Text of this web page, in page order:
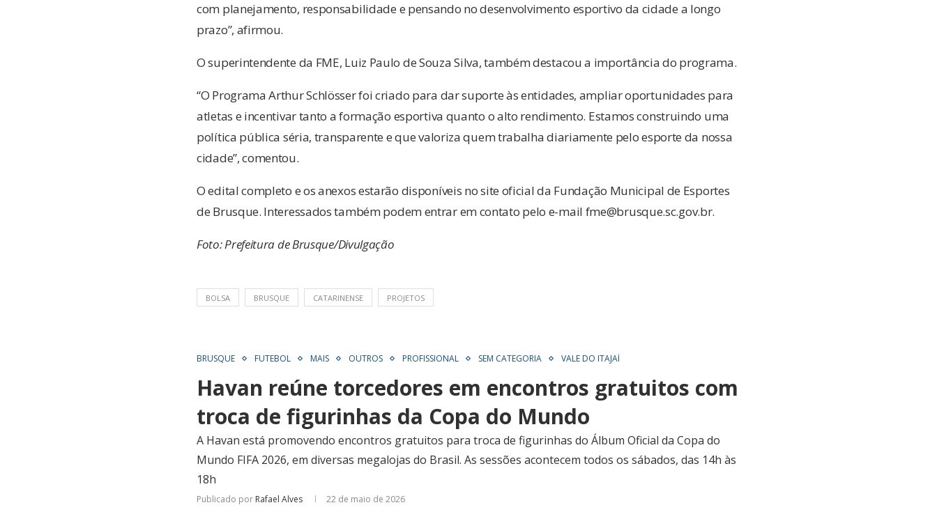
com planejamento, responsabilidade e pensando no desenvolvimento esportivo da cidade a longo
prazo”, afirmou.
O superintendente da FME, Luiz Paulo de Souza Silva, também destacou a importância do programa.
“O Programa Arthur Schlösser foi criado para dar suporte às entidades, ampliar oportunidades para
atletas e incentivar tanto a formação esportiva quanto o alto rendimento. Estamos construindo uma
política pública séria, transparente e que valoriza quem trabalha diariamente pelo esporte da nossa
cidade”, comentou.
O edital completo e os anexos estarão disponíveis no site oficial da Fundação Municipal de Esportes
de Brusque. Interessados também podem entrar em contato pelo e-mail fme@brusque.sc.gov.br.
Foto: Prefeitura de Brusque/Divulgação
BOLSA BRUSQUE CATARINENSE PROJETOS
BRUSQUE FUTEBOL MAIS OUTROS PROFISSIONAL SEM CATEGORIA VALE DO ITAJAÍ
Havan reúne torcedores em encontros gratuitos com
troca de figurinhas da Copa do Mundo
A Havan está promovendo encontros gratuitos para troca de figurinhas do Álbum Oficial da Copa do
Mundo FIFA 2026, em diversas megalojas do Brasil. As sessões acontecem todos os sábados, das 14h às
18h
Publicado por Rafael Alves 22 de maio de 2026